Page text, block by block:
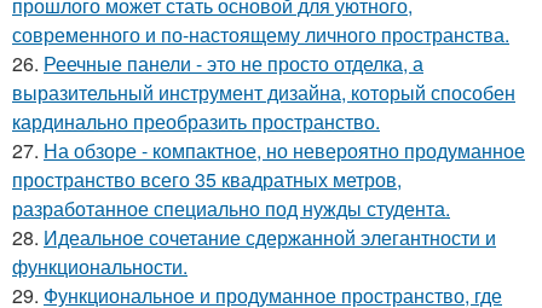
современного и по-настоящему личного пространства.
26. Реечные панели - это не просто отделка, а
выразительный инструмент дизайна, который способен
кардинально преобразить пространство.
27. На обзоре - компактное, но невероятно продуманное
пространство всего 35 квадратных метров,
разработанное специально под нужды студента.
28. Идеальное сочетание сдержанной элегантности и
функциональности.
29. Функциональное и продуманное пространство, где